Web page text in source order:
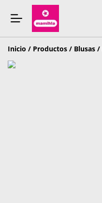
Inicio / Productos / Blusas /